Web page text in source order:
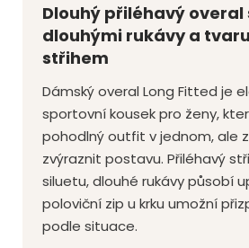
Dlouhý přiléhavý overal
dlouhými rukávy a
střihem
Dámský overal Long Fitted je
sportovní kousek pro ženy,
pohodlný outfit v jednom, ale
zvýraznit postavu. Přiléhavý
siluetu, dlouhé rukávy působí
poloviční zip u krku umožní
podle situace.